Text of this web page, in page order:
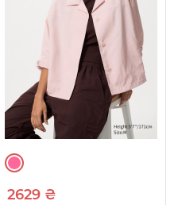
2629 ₴